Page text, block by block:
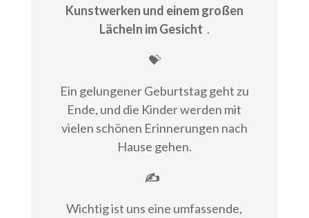
Kunstwerken und einem großen
Lächeln im Gesicht .
💝
Ein gelungener Geburtstag geht zu
Ende, und die Kinder werden mit
vielen schönen Erinnerungen nach
Hause gehen.
✍
Wichtig ist uns eine umfassende,